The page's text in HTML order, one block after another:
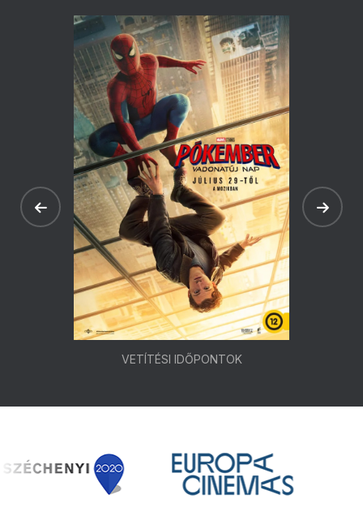
VETÍTÉSI IDŐPONTOK